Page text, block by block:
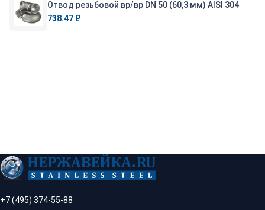
Отвод резьбовой вр/вр DN 50 (60,3 мм) AISI 304
738.47 ₽
+7 (495) 374-55-88